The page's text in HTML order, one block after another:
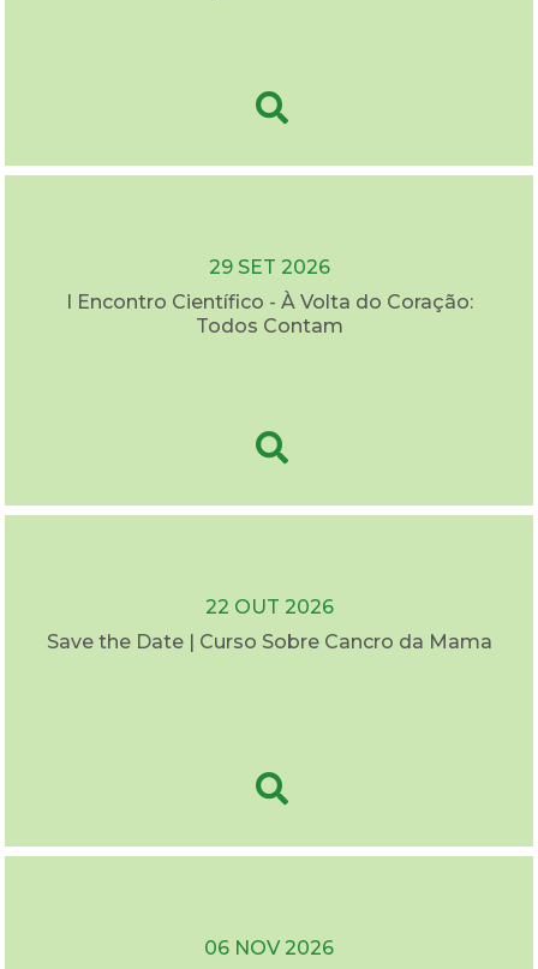
29 SET 2026
I Encontro Científico - À Volta do Coração:
Todos Contam
22 OUT 2026
Save the Date | Curso Sobre Cancro da Mama
06 NOV 2026